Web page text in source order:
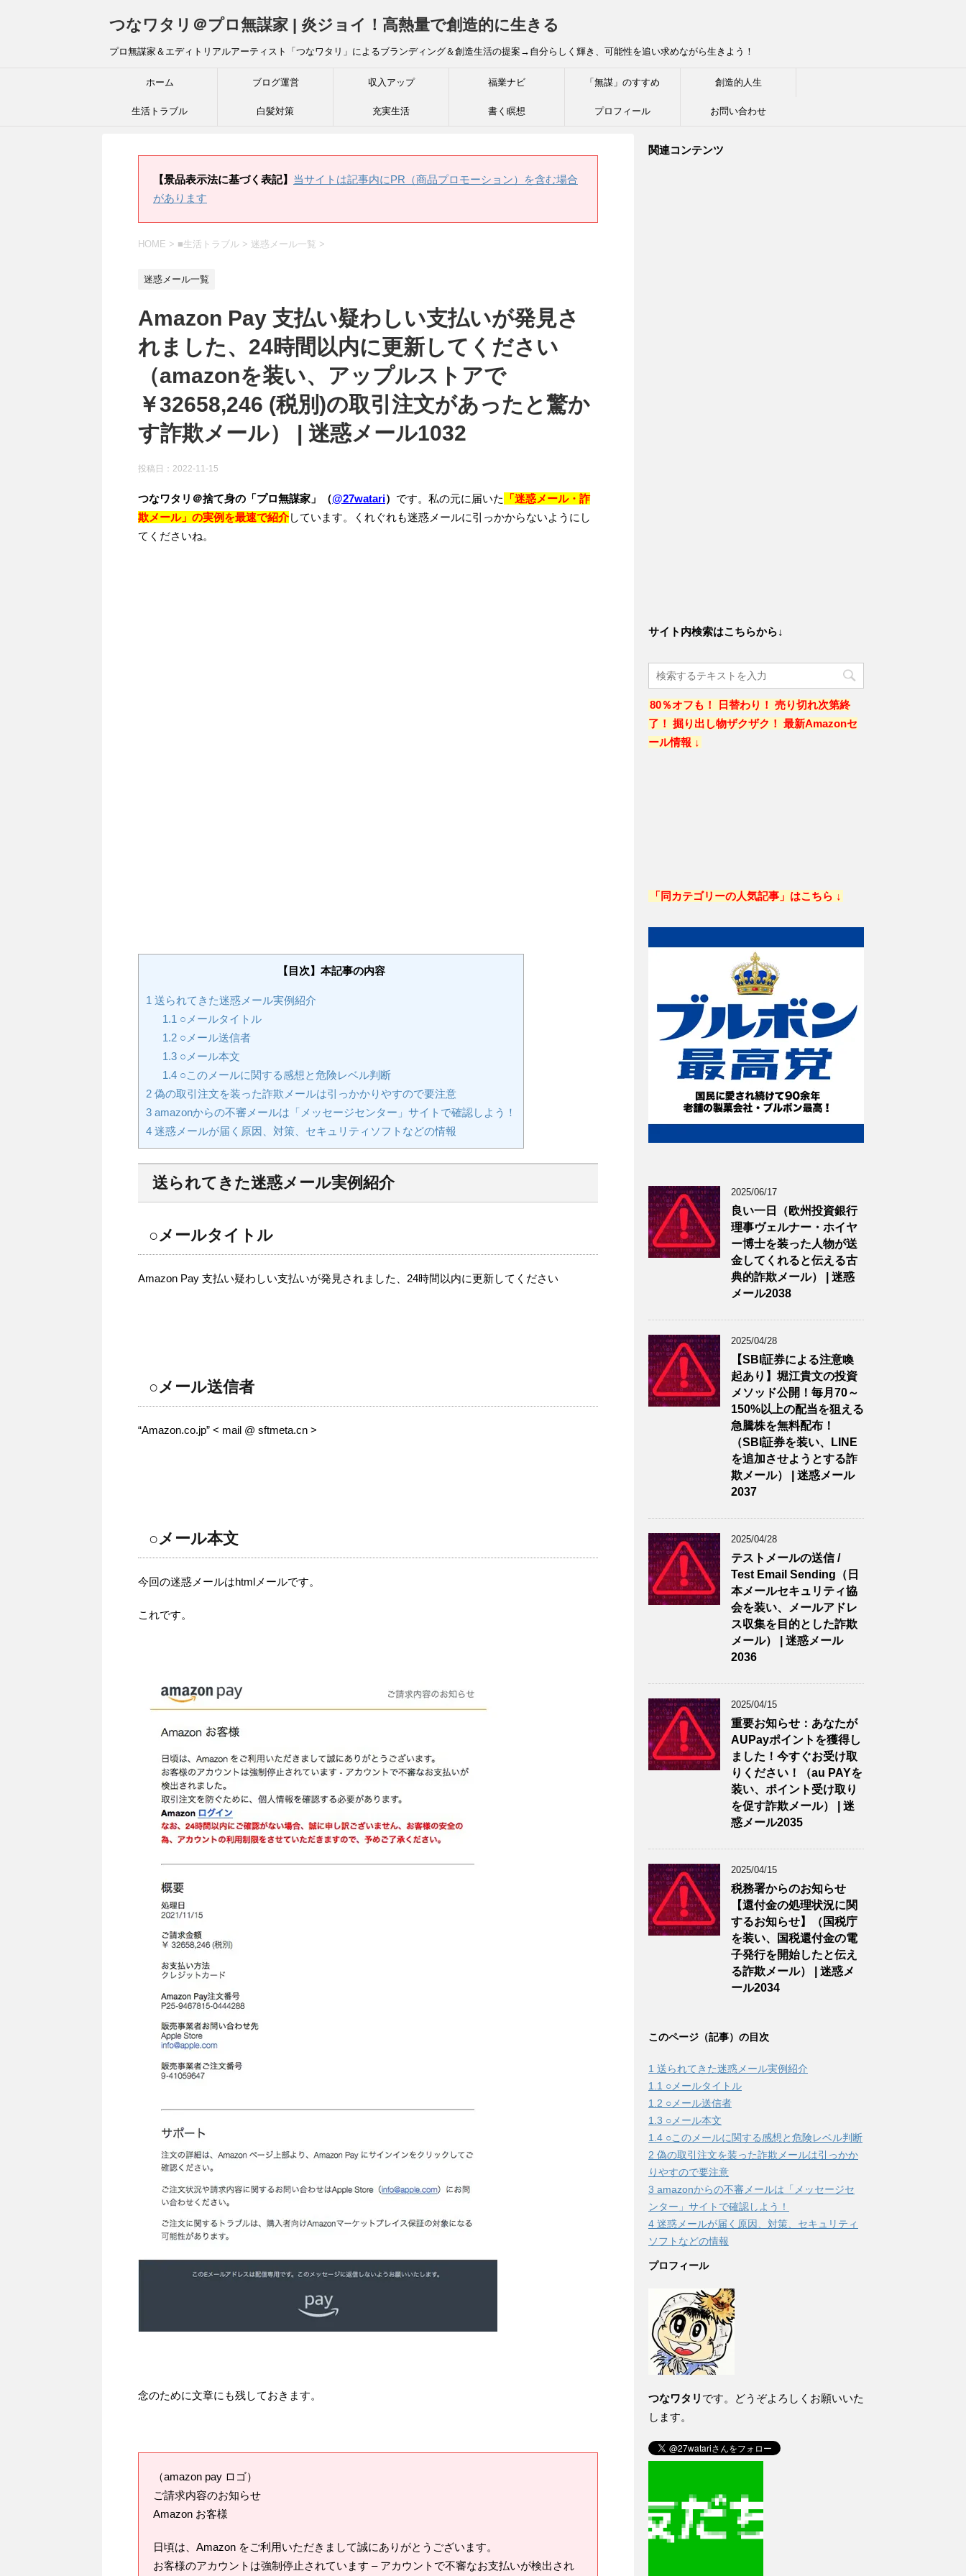
つなワタリ＠プロ無謀家 | 炎ジョイ！高熱量で創造的に生きる
プロ無謀家＆エディトリアルアーティスト「つなワタリ」によるブランディング＆創造生活の提案→自分らしく輝き、可能性を追い求めながら生きよう！
ホーム ブログ運営 収入アップ 福業ナビ 「無謀」のすすめ 創造的人生
生活トラブル 白髪対策 充実生活 書く瞑想 プロフィール お問い合わせ
【景品表示法に基づく表記】 当サイトは記事内にPR（商品プロモーション）を含む場合
があります
HOME > ■生活トラブル > 迷惑メール一覧 >
迷惑メール一覧
Amazon Pay 支払い疑わしい支払いが発見さ
れました、24時間以内に更新してください
（amazonを装い、アップルストアで
￥32658,246 (税別)の取引注文があったと驚か
す詐欺メール） | 迷惑メール1032
投稿日： 2022-11-15
つなワタリ＠捨て身の「プロ無謀家」（@27watari） です。私の元に届いた
「迷惑メール・詐
欺メール」の実例を最速で紹介しています。くれぐれも迷惑メールに引っかからないようにし
てくださいね。
【目次】本記事の内容
1 送られてきた迷惑メール実例紹介
1.1 ○メールタイトル
1.2○メール送信者
1.3○メール本文
1.4○このメールに関する感想と危険レベル判断
2 偽の取引注文を装った詐欺メールは引っかかりやすので要注意
3 amazonからの不審メールは「メッセージセンター」サイトで確認しよう！
4 迷惑メールが届く原因、対策、セキュリティソフトなどの情報
送られてきた迷惑メール実例紹介
○メールタイトル
Amazon Pay 支払い疑わしい支払いが発見されました、24時間以内に更新してください
○メール送信者
“Amazon.co.jp” < mail @ sftmeta.cn >
○メール本文
今回の迷惑メールはhtmlメールです。
これです。
念のために文章にも残しておきます。
（amazon pay ロゴ）
ご請求内容のお知らせ
Аmazon お客様
日頃は、Amazon をご利用いただきまして誠にありがとうございます。
お客様のアカウントは強制停止されています – アカウントで不審なお支払いが検出され
関連コンテンツ
サイト内検索はこちらから↓
80％オフも！ 日替わり！ 売り切れ次第終
了！ 掘り出し物ザクザク！ 最新Amazonセ
ール情報 ↓
「同カテゴリーの人気記事」はこちら ↓
2025/06/17
良い一日（欧州投資銀行
理事ヴェルナー・ホイヤ
ー博士を装った人物が送
金してくれると伝える古
典的詐欺メール） | 迷惑
メール2038
2025/04/28
【SBI証券による注意喚
起あり】堀江貴文の投資
メソッド公開！毎月70～
150%以上の配当を狙える
急騰株を無料配布！
（SBI証券を装い、LINE
を追加させようとする詐
欺メール） | 迷惑メール
2037
2025/04/28
テストメールの送信 /
Test Email Sending（日
本メールセキュリティ協
会を装い、メールアドレ
ス収集を目的とした詐欺
メール） | 迷惑メール
2036
2025/04/15
重要お知らせ：あなたが
AUPayポイントを獲得し
ました！今すぐお受け取
りください！（au PAYを
装い、ポイント受け取り
を促す詐欺メール） | 迷
惑メール2035
2025/04/15
税務署からのお知らせ
【還付金の処理状況に関
するお知らせ】（国税庁
を装い、国税還付金の電
子発行を開始したと伝え
る詐欺メール） | 迷惑メ
ール2034
このページ（記事）の目次
1 送られてきた迷惑メール実例紹介
1.1 ○メールタイトル
1.2 ○メール送信者
1.3 ○メール本文
1.4 ○このメールに関する感想と危険レベル判断
2 偽の取引注文を装った詐欺メールは引っかか
りやすので要注意
3 amazonからの不審メールは「メッセージセ
ンター」サイトで確認しよう！
4 迷惑メールが届く原因、対策、セキュリティ
ソフトなどの情報
プロフィール
つなワタリ です。どうぞよろしくお願いいた
します。